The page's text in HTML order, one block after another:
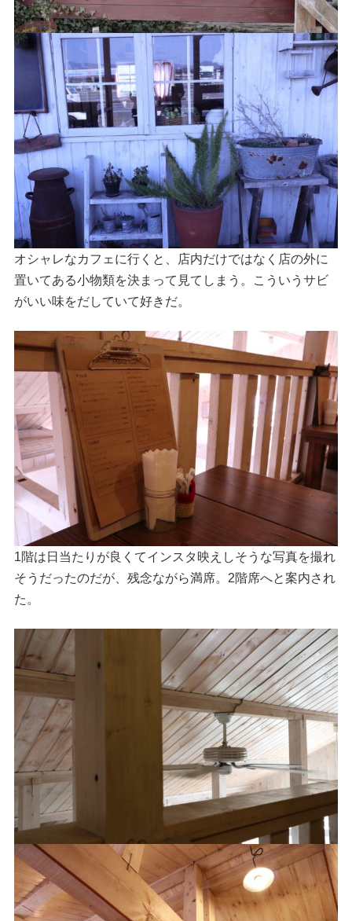
オシャレなカフェに行くと、店内だけではなく店の外に
置いてある小物類を決まって見てしまう。こういうサビ
がいい味をだしていて好きだ。
1階は日当たりが良くてインスタ映えしそうな写真を撮れ
そうだったのだが、残念ながら満席。2階席へと案内され
た。